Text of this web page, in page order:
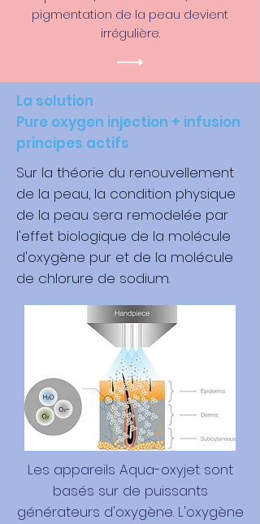
pigmentation de la peau devient
irrégulière.
La solution
Pure oxygen injection + infusion
principes actifs
Sur la théorie du renouvellement
de la peau, la condition physique
de la peau sera remodelée par
l'effet biologique de la molécule
d'oxygène pur et de la molécule
de chlorure de sodium.
Les appareils Aqua-oxyjet sont
basés sur de puissants
générateurs d'oxygène. L'oxygène